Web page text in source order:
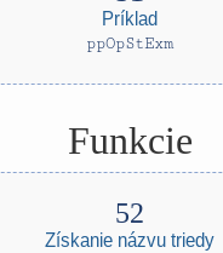
Príklad
ppOpStExm
Funkcie
Získanie názvu triedy